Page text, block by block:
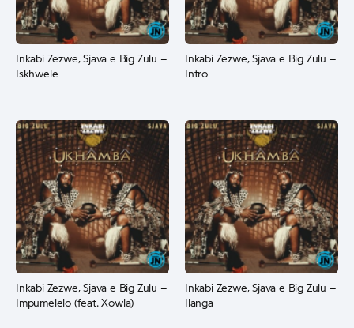
Inkabi Zezwe, Sjava e Big Zulu –
Iskhwele
Inkabi Zezwe, Sjava e Big Zulu –
Intro
Inkabi Zezwe, Sjava e Big Zulu –
Impumelelo (feat. Xowla)
Inkabi Zezwe, Sjava e Big Zulu –
Ilanga